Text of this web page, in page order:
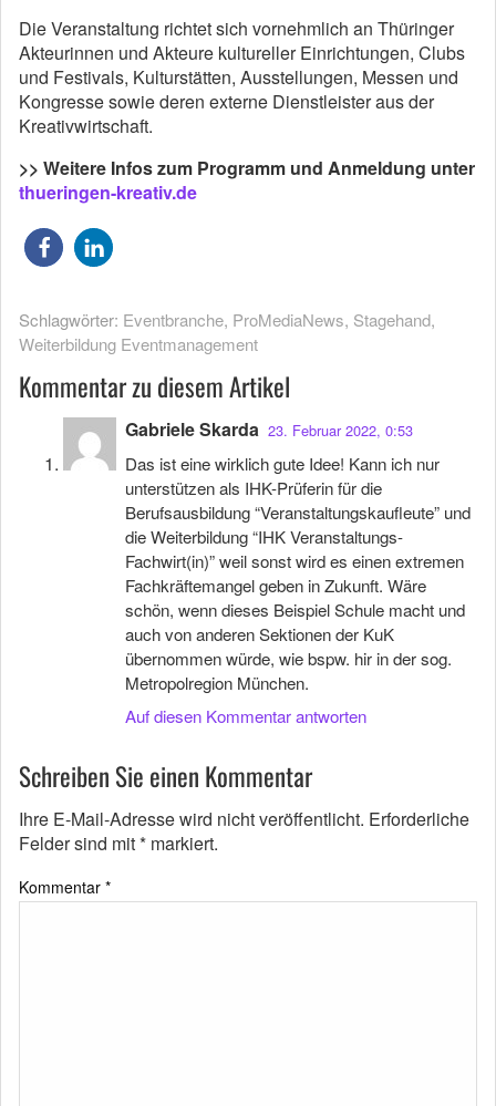
Die Veranstaltung richtet sich vornehmlich an Thüringer
Akteurinnen und Akteure kultureller Einrichtungen, Clubs
und Festivals, Kulturstätten, Ausstellungen, Messen und
Kongresse sowie deren externe Dienstleister aus der
Kreativwirtschaft.
>> Weitere Infos zum Programm und Anmeldung unter
thueringen-kreativ.de
Schlagwörter: Eventbranche, ProMediaNews, Stagehand,
Weiterbildung Eventmanagement
Kommentar zu diesem Artikel
Gabriele Skarda 23. Februar 2022, 0:53
Das ist eine wirklich gute Idee! Kann ich nur
unterstützen als IHK-Prüferin für die
Berufsausbildung “Veranstaltungskaufleute” und
die Weiterbildung “IHK Veranstaltungs-
Fachwirt(in)” weil sonst wird es einen extremen
Fachkräftemangel geben in Zukunft. Wäre
schön, wenn dieses Beispiel Schule macht und
auch von anderen Sektionen der KuK
übernommen würde, wie bspw. hir in der sog.
Metropolregion München.
Auf diesen Kommentar antworten
Schreiben Sie einen Kommentar
Ihre E-Mail-Adresse wird nicht veröffentlicht. Erforderliche
Felder sind mit* markiert.
Kommentar *